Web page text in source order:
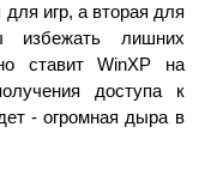
для игр, а вторая для
избежать лишних
ставит WinXP на
доступа к
- огромная дыра в